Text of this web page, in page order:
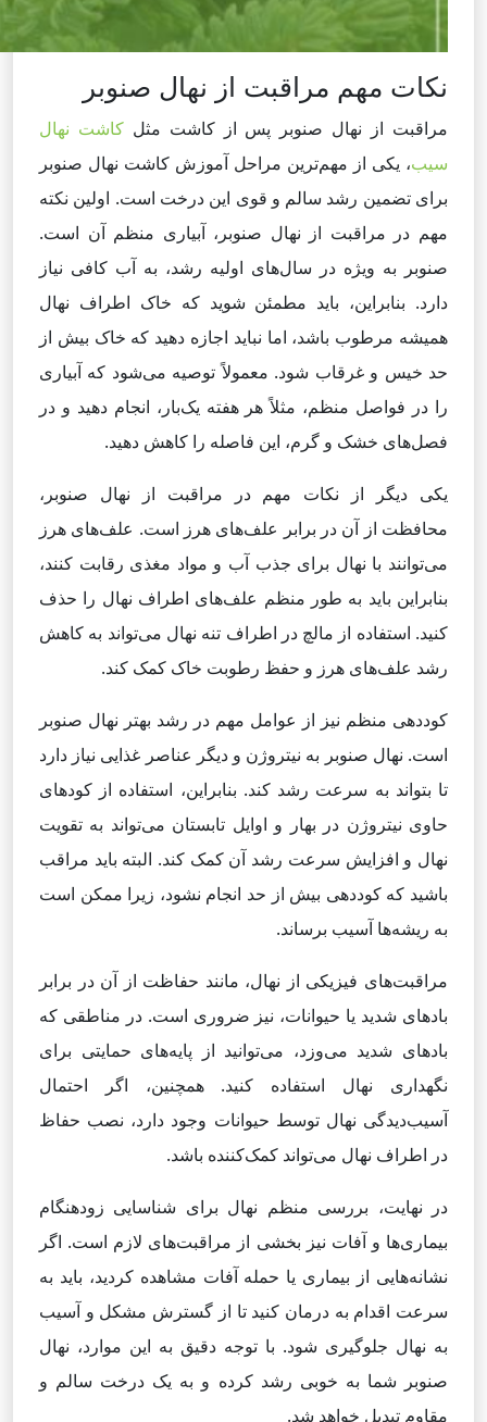
نکات مهم مراقبت از نهال صنوبر
مراقبت از نهال صنوبر پس از کاشت مثلکاشت نهال
سیب، یکی از مهم‌ترین مراحل آموزش کاشت نهال صنوبر
برای تضمین رشد سالم و قوی این درخت است. اولین نکته
مهم در مراقبت از نهال صنوبر، آبیاری منظم آن است.
صنوبر به ویژه در سال‌های اولیه رشد، به آب کافی نیاز
دارد. بنابراین، باید مطمئن شوید که خاک اطراف نهال
همیشه مرطوب باشد، اما نباید اجازه دهید که خاک بیش از
حد خیس و غرقاب شود. معمولاً توصیه می‌شود که آبیاری
را در فواصل منظم، مثلاً هر هفته یک‌بار، انجام دهید و در
فصل‌های خشک و گرم، این فاصله را کاهش دهید.
یکی دیگر از نکات مهم در مراقبت از نهال صنوبر،
محافظت از آن در برابر علف‌های هرز است. علف‌های هرز
می‌توانند با نهال برای جذب آب و مواد مغذی رقابت کنند،
بنابراین باید به طور منظم علف‌های اطراف نهال را حذف
کنید. استفاده از مالچ در اطراف تنه نهال می‌تواند به کاهش
رشد علف‌های هرز و حفظ رطوبت خاک کمک کند.
کوددهی منظم نیز از عوامل مهم در رشد بهتر نهال صنوبر
است. نهال صنوبر به نیتروژن و دیگر عناصر غذایی نیاز دارد
تا بتواند به سرعت رشد کند. بنابراین، استفاده از کودهای
حاوی نیتروژن در بهار و اوایل تابستان می‌تواند به تقویت
نهال و افزایش سرعت رشد آن کمک کند. البته باید مراقب
باشید که کوددهی بیش از حد انجام نشود، زیرا ممکن است
به ریشه‌ها آسیب برساند.
مراقبت‌های فیزیکی از نهال، مانند حفاظت از آن در برابر
بادهای شدید یا حیوانات، نیز ضروری است. در مناطقی که
بادهای شدید می‌وزد، می‌توانید از پایه‌های حمایتی برای
نگهداری نهال استفاده کنید. همچنین، اگر احتمال
آسیب‌دیدگی نهال توسط حیوانات وجود دارد، نصب حفاظ
در اطراف نهال می‌تواند کمک‌کننده باشد.
در نهایت، بررسی منظم نهال برای شناسایی زودهنگام
بیماری‌ها و آفات نیز بخشی از مراقبت‌های لازم است. اگر
نشانه‌هایی از بیماری یا حمله آفات مشاهده کردید، باید به
سرعت اقدام به درمان کنید تا از گسترش مشکل و آسیب
به نهال جلوگیری شود. با توجه دقیق به این موارد، نهال
صنوبر شما به خوبی رشد کرده و به یک درخت سالم و
مقاوم تبدیل خواهد شد.